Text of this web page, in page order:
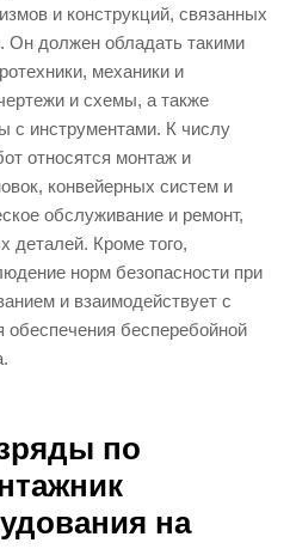
и конструкций, связанных
Он должен обладать такими
механики и
и схемы, а также
с инструментами. К числу
относятся монтаж и
конвейерных систем и
обслуживание и ремонт,
деталей. Кроме того,
норм безопасности при
и взаимодействует с
обеспечения бесперебойной
по
на